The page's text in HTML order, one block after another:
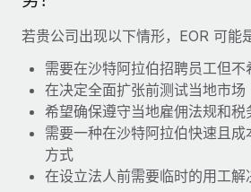
实体设立
人员调配与搬迁
轻松搬迁员工
福利
轻松管理员工福利
to the demands of today’s labor
了解更多
What a Workday global
actually looks like
Most teams hear "payroll
若贵公司出现以下情形，EOR 可能
需要在沙特阿拉伯招聘员工但不
在决定全面扩张前测试当地市场
希望确保遵守当地雇佣法规和税
需要一种在沙特阿拉伯快速且
方式
在设立法人前需要临时的用工解